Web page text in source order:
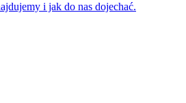
i jak do nas dojechać.